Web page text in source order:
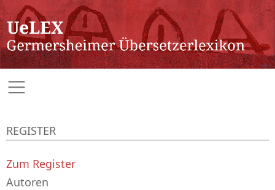
REGISTER
Zum Register
Autoren